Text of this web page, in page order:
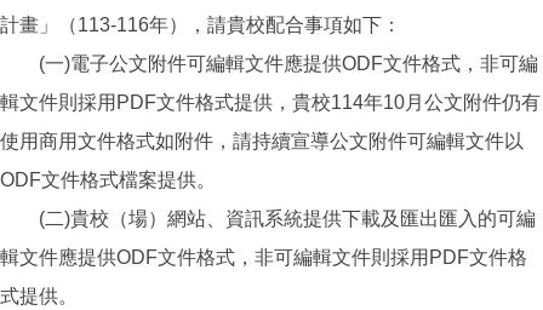
計畫」（113-116年），請貴校配合事項如下：
(一)電子公文附件可編輯文件應提供ODF文件格式，非可編
輯文件則採用PDF文件格式提供，貴校114年10月公文附件仍有
使用商用文件格式如附件，請持續宣導公文附件可編輯文件以
ODF文件格式檔案提供。
(二)貴校（場）網站、資訊系統提供下載及匯出匯入的可編
輯文件應提供ODF文件格式，非可編輯文件則採用PDF文件格
式提供。